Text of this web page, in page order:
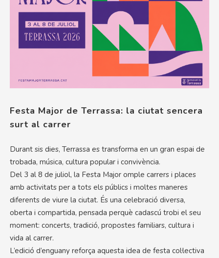
Festa Major de Terrassa: la ciutat sencera
surt al carrer
Durant sis dies, Terrassa es transforma en un gran espai de
trobada, música, cultura popular i convivència.
Del 3 al 8 de juliol, la Festa Major omple carrers i places
amb activitats per a tots els públics i moltes maneres
diferents de viure la ciutat. És una celebració diversa,
oberta i compartida, pensada perquè cadascú trobi el seu
moment: concerts, tradició, propostes familiars, cultura i
vida al carrer.
L’edició d’enguany reforça aquesta idea de festa col·lectiva